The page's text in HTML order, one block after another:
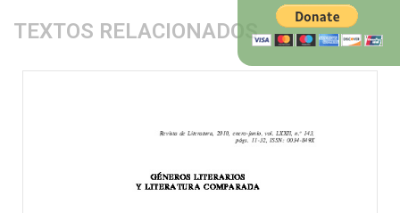
TEXTOS RELACIONADOS